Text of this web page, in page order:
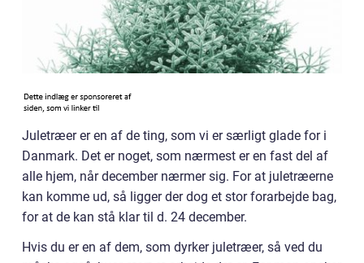
Juletræer er en af de ting, som vi er særligt glade for i
Danmark. Det er noget, som nærmest er en fast del af
alle hjem, når december nærmer sig. For at juletræerne
kan komme ud, så ligger der dog et stor forarbejde bag,
for at de kan stå klar til d. 24 december.
Hvis du er en af dem, som dyrker juletræer, så ved du